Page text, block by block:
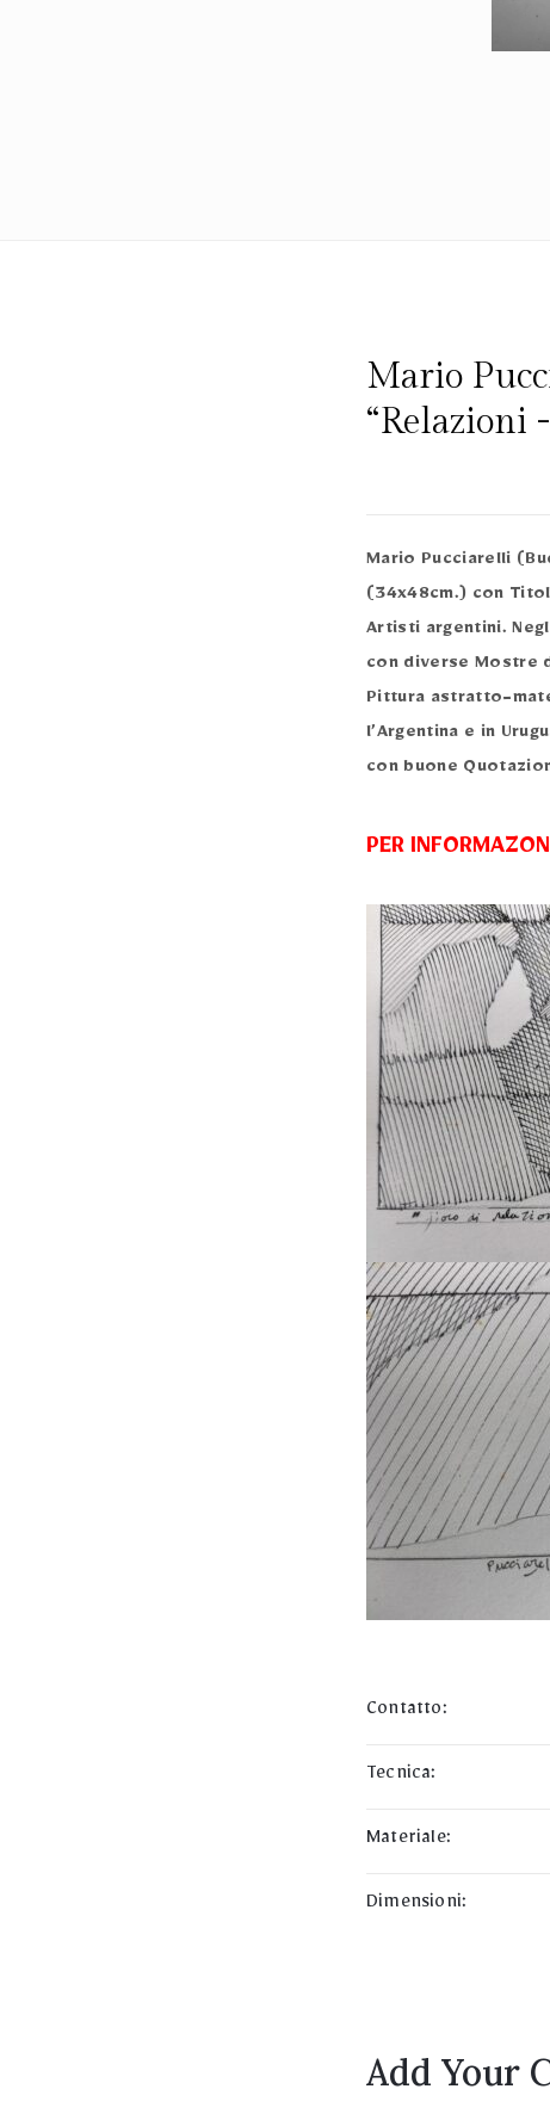
Mario
“Relazioni
Mario Pucciarelli
(34x48cm.) con
Artisti argentini.
con diverse Mostre
Pittura astratto-
l’Argentina e in
con buone
PER
Contatto:
Tecnica:
Materiale:
Dimensioni:
Add Your